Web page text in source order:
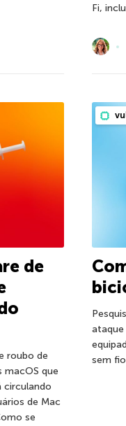
Fi,
de
roubo de
macOS que
circulando
de Mac
se
sem